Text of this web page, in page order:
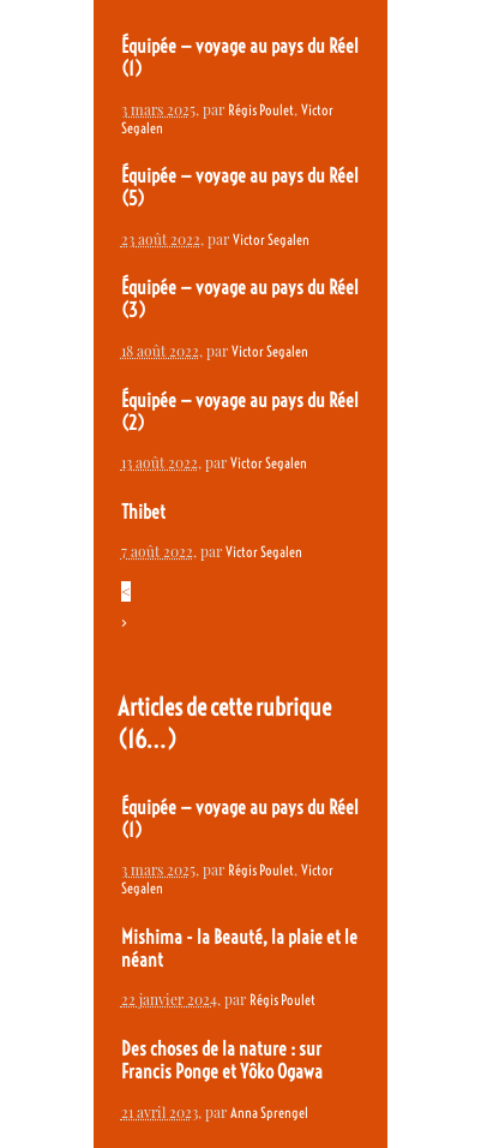
Équipée — voyage au pays du Réel
(1)
3 mars 2025, par Régis Poulet, Victor
Segalen
Équipée — voyage au pays du Réel
(5)
23 août 2022, par Victor Segalen
Équipée — voyage au pays du Réel
(3)
18 août 2022, par Victor Segalen
Équipée — voyage au pays du Réel
(2)
13 août 2022, par Victor Segalen
Thibet
7 août 2022, par Victor Segalen
<
>
Articles de cette rubrique
(16…)
Équipée — voyage au pays du Réel
(1)
3 mars 2025, par Régis Poulet, Victor
Segalen
Mishima - la Beauté, la plaie et le
néant
22 janvier 2024, par Régis Poulet
Des choses de la nature : sur
Francis Ponge et Yôko Ogawa
21 avril 2023, par Anna Sprengel